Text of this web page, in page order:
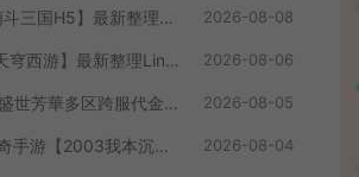
三网H5游戏【萌斗三国H5】最新整理WIN系服务端+GM后台+详细搭建教程 2026-08-08
MT3换皮MH【天穹西游】最新整理Linux手工服务端+安卓苹果双端+GM后台+详细搭建教程+全套源码+视频教程 2026-08-06
宫斗养成手游【盛世芳華多区跨服代金券本地优化版】最新整理单机一键即玩端+Linux手工服务端+CDK授权后台+安卓+详细搭建教程 2026-08-05
RED三端引擎传奇手游【2003我本沉默】最新整理Win系服务端+安卓苹果PC三端+详细搭建教程 2026-08-04